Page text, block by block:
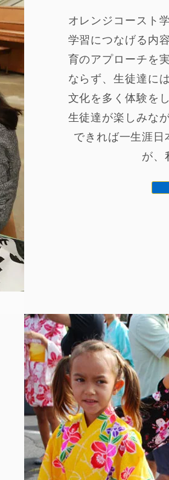
オレンジコースト
学習につなげる内
育のアプローチを
ならず、生徒達に
文化を多く体験を
生徒達が楽しみな
できれば一生涯日
が、